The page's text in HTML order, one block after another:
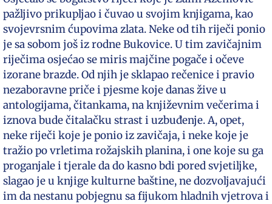
pažljivo prikupljao i čuvao u svojim knjigama, kao
svojevrsnim ćupovima zlata. Neke od tih riječi ponio
je sa sobom još iz rodne Bukovice. U tim zavičajnim
riječima osjećao se miris majčine pogače i očeve
izorane brazde. Od njih je sklapao rečenice i pravio
nezaboravne priče i pjesme koje danas žive u
antologijama, čitankama, na književnim večerima i
iznova bude čitalačku strast i uzbuđenje. A, opet,
neke riječi koje je ponio iz zavičaja, i neke koje je
tražio po vrletima rožajskih planina, i one koje su ga
proganjale i tjerale da do kasno bdi pored svjetiljke,
slagao je u knjige kulturne baštine, ne dozvoljavajući
im da nestanu pobjegnu sa fijukom hladnih vjetrova i